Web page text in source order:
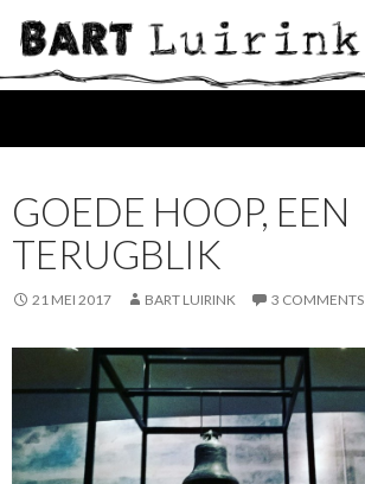
GOEDE HOOP, EEN
TERUGBLIK
21 MEI 2017 BART LUIRINK 3 COMMENTS